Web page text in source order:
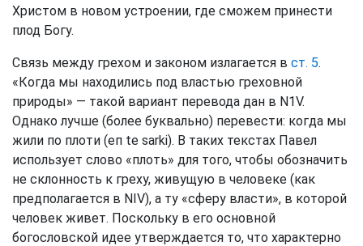
Христом в новом устроении, где сможем принести
плод Богу.
Связь между грехом и законом излагается в ст. 5.
«Когда мы находились под властью греховной
природы» — такой вариант перевода дан в N1V.
Однако лучше (более буквально) перевести: когда мы
жили по плоти (еп te sarki). В таких текстах Павел
использует слово «плоть» для того, чтобы обозначить
не склонность к греху, живущую в человеке (как
предполагается в NIV), а ту «сферу власти», в которой
человек живет. Поскольку в его основной
богословской идее утверждается то, что характерно